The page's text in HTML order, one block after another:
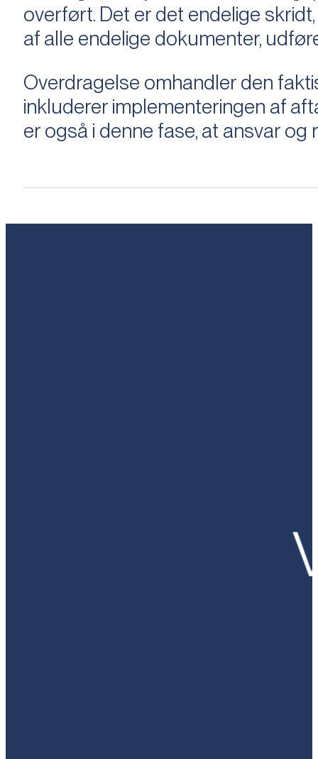
overført. Det er det endelige
af alle endelige dokumenter,
Overdragelse omhandler den
inkluderer implementeringen af
er også i denne fase, at ansvar